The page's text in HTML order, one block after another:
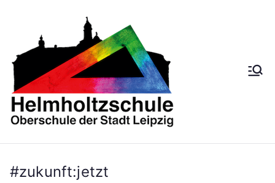
springen
ule
#zukunft:jetzt